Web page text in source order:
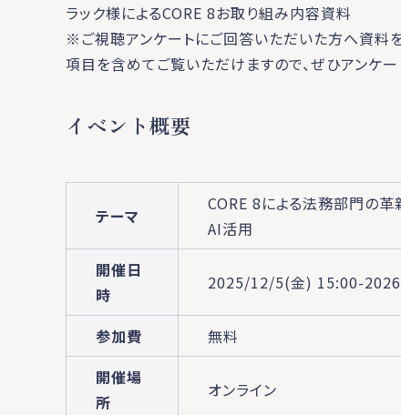
ラック様によるCORE 8お取り組み内容資料
※ご視聴アンケートにご回答いただいた方へ資料
項目を含めてご覧いただけますので、ぜひアンケー
イベント概要
テーマ
CORE 8による法務部門の革
AI活用
開催日
時
2025/12/5(金) 15:00-
参加費
無料
開催場
所
オンライン